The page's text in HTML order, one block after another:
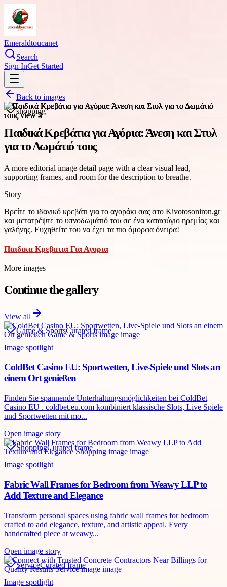
Emeraldtoucanet
Search
Sign InGet Started
Back to images
shopping
Παιδικά Κρεβάτια για Αγόρια: Άνεση και Στυλ
για το Δωμάτιό τους
A more editorial image detail page with a clear visual lead,
supporting frames, and room for the description to breathe.
Story
Βρείτε το ιδανικό κρεβάτι για το αγοράκι σας στο Kivotosoniron.gr
και μετατρέψτε το υπνοδωμάτιό του σε ένα καταφύγιο ηρεμίας και
γαλήνης. Ευχηθείτε του να έχει τα πιο όμορφα όνειρα!
Παιδικα Κρεβατια Για Αγορια
More images
Continue the gallery
View all
Game & SportsCurated frame
Image spotlight
ColdBet Casino EU: Sportwetten, Live-Spiele und Slots an
einem Ort genießen
Finden Sie spannende Unterhaltungsmöglichkeiten bei ColdBet
Casino EU . coldbet.eu.com kombiniert klassische Slots, Live Spiele
und Sportwetten mit mo...
Open image story
ShoppingCurated frame
Image spotlight
Fabric Wall Frames for Bedroom from Weawy LLP to
Add Texture and Elegance
Transform personal spaces using fabric wall frames for bedroom
crafted to add elegance, texture, and artistic appeal. Every
handcrafted piece at weawy...
Open image story
ServiceCurated frame
Image spotlight